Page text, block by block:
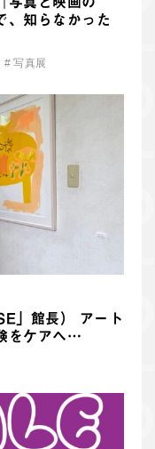
、知らなかった
# 写真展
」館長） アート
をケアへ…